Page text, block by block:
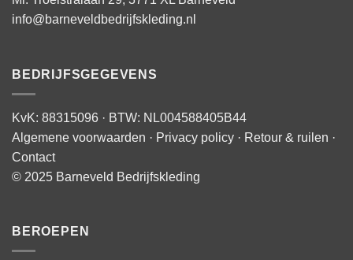
info@barneveldbedrijfskleding.nl
BEDRIJFSGEGEVENS
KvK: 88315096 · BTW: NL004588405B44
Algemene voorwaarden · Privacy policy · Retour & ruilen ·
Contact
© 2025 Barneveld Bedrijfskleding
BEROEPEN